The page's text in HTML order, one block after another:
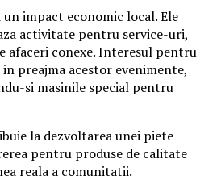
impact economic local. Ele
activitate pentru service-uri,
afaceri conexe. Interesul pentru
preajma acestor evenimente,
si masinile special pentru
la dezvoltarea unei piete
pentru produse de calitate
reala a comunitatii.